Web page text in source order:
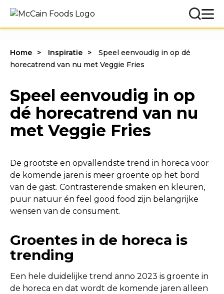
Home Inspiratie
Speel eenvoudig in op dé
horecatrend van nu met Veggie Fries
Speel eenvoudig in op
dé horecatrend van nu
met Veggie Fries
De grootste en opvallendste trend in horeca voor
de komende jaren is meer groente op het bord
van de gast. Contrasterende smaken en kleuren,
puur natuur én feel good food zijn belangrijke
wensen van de consument.
Groentes in de horeca is
trending
Een hele duidelijke trend anno 2023 is groente in
de horeca en dat wordt de komende jaren alleen